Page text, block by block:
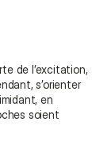
de l’excitation,
s’orienter
en
soient